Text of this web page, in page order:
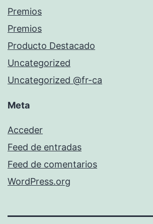
Premios
Premios
Producto Destacado
Uncategorized
Uncategorized @fr-ca
Meta
Acceder
Feed de entradas
Feed de comentarios
WordPress.org